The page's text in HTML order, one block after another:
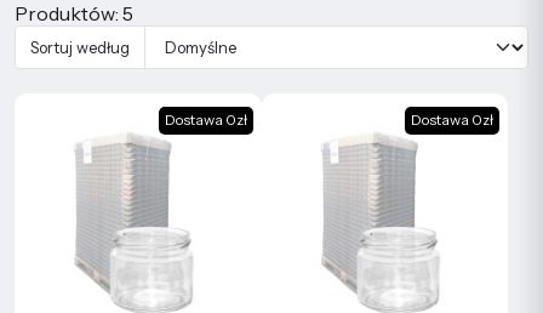
Produktów: 5
Sortuj według
Dostawa 0zł Dostawa 0zł